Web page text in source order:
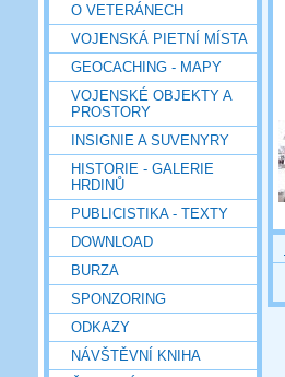
O VETERÁNECH
VOJENSKÁ PIETNÍ MÍSTA
GEOCACHING - MAPY
VOJENSKÉ OBJEKTY A
PROSTORY
INSIGNIE A SUVENYRY
HISTORIE - GALERIE
HRDINŮ
PUBLICISTIKA - TEXTY
DOWNLOAD
BURZA
SPONZORING
ODKAZY
NÁVŠTĚVNÍ KNIHA